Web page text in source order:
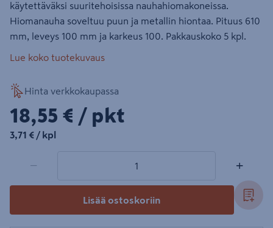
käytettäväksi suuritehoisissa nauhahiomakoneissa.
Hiomanauha soveltuu puun ja metallin hiontaa. Pituus 610
mm, leveys 100 mm ja karkeus 100. Pakkauskoko 5 kpl.
Lue koko tuotekuvaus
Hinta verkkokaupassa
18,55€/pkt
18,55 € / pkt
3,71€/kpl
3,71 € / kpl
− +
Lisää ostoskoriin